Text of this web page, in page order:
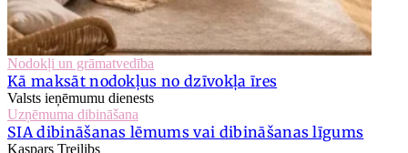
Nodokļi un grāmatvedība
Kā maksāt nodokļus no dzīvokļa īres
Valsts ieņēmumu dienests
Uzņēmuma dibināšana
SIA dibināšanas lēmums vai dibināšanas līgums
Kaspars Treilibs